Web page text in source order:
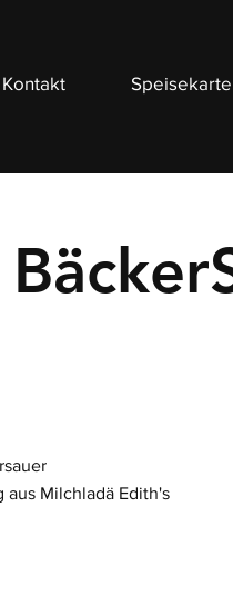
Kontakt Speisekarte
aus Milchladä Edith's